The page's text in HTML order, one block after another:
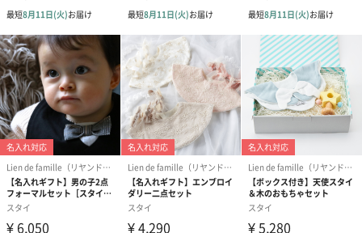
スタイ（ブルー）
（2,310円）
ソックス（ピンク）
（1,650円）
ソックス（ブ
（1,650円）